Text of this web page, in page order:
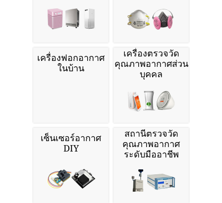
เครื่องฟอกอากาศ
ในบ้าน
เครื่องตรวจวัด
คุณภาพอากาศส่วน
บุคคล
เซ็นเซอร์อากาศ
DIY
สถานีตรวจวัด
คุณภาพอากาศ
ระดับมืออาชีพ